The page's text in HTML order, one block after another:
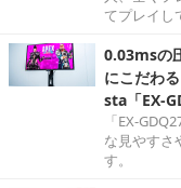
てプレイし
0.03msの
にこだわ
sta「EX-
「EX-
な見やすさ
す。